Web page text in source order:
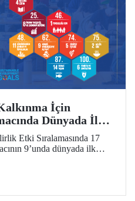
İçin
Dünyada İlk
Etki Sıralamasında 17
9’unda dünyada ilk